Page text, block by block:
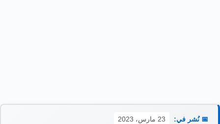
📅 نُشر في:
23 مارس، 2023